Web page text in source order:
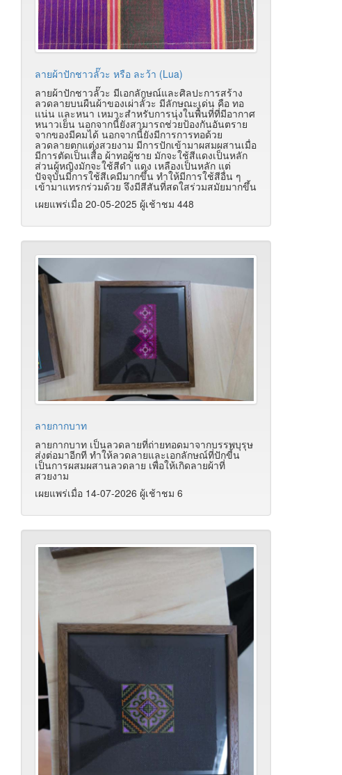
ลายผ้าปักชาวลั๊วะ หรือ ละว้า (Lua)
ลายผ้าปักชาวลั๊วะ มีเอกลักษณ์และศิลปะการสร้าง
ลวดลายบนผืนผ้าของเผ่าลั้วะ มีลักษณะเด่น คือ ทอ
แน่น และหนา เหมาะสำหรับการนุ่งในพื้นที่ที่มีอากาศ
หนาวเย็น นอกจากนี้ยังสามารถช่วยป้องกันอันตราย
จากของมีคมได้ นอกจากนี้ยังมีการการทอด้วย
ลวดลายตกแต่งสวยงาม มีการปักเข้ามาผสมผสานเมื่อ
มีการตัดเป็นเสื้อ ผ้าทอผู้ชาย มักจะใช้สีแดงเป็นหลัก
ส่วนผู้หญิงมักจะใช้สีดำ แดง เหลืองเป็นหลัก แต่
ปัจจุบันมีการใช้สีเคมีมากขึ้น ทำให้มีการใช้สีอื่น ๆ
เข้ามาแทรกร่วมด้วย จึงมีสีสันที่สดใสร่วมสมัยมากขึ้น
เผยแพร่เมื่อ 20-05-2025 ผู้เช้าชม 448
ลายกากบาท
ลายกากบาท เป็นลวดลายที่ถ่ายทอดมาจากบรรพบุรุษ
ส่งต่อมาอีกที ทำให้ลวดลายและเอกลักษณ์ที่ปักขี้น
เป็นการผสมผสานลวดลาย เพื่อให้เกิดลายผ้าที่
สวยงาม
เผยแพร่เมื่อ 14-07-2026 ผู้เช้าชม 6